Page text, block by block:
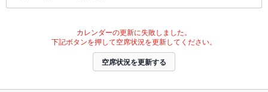
カレンダーの更新に失敗しました。
下記ボタンを押して空席状況を更新してください。
空席状況を更新する